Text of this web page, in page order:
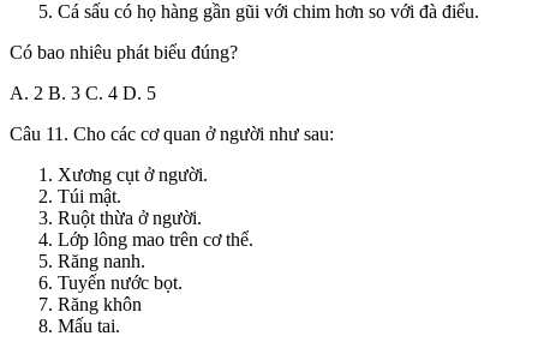
Cá sấu có họ hàng gần gũi với chim hơn so với đà điểu.
Có bao nhiêu phát biểu đúng?
A. 2 B. 3 C. 4 D. 5
Câu 11. Cho các cơ quan ở người như sau:
Xương cụt ở người.
Túi mật.
Ruột thừa ở người.
Lớp lông mao trên cơ thể.
Răng nanh.
Tuyến nước bọt.
Răng khôn
Mấu tai.